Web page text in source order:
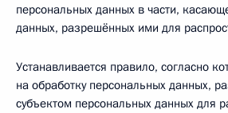
персональных данных в части,
данных, разрешённых ими для
Устанавливается правило, согласно
на обработку персональных данных,
субъектом персональных данных для